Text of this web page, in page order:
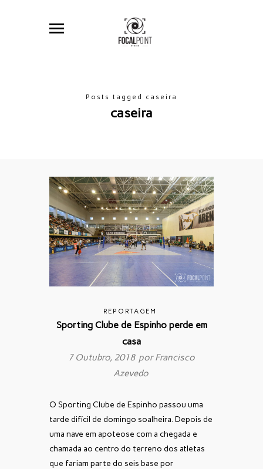
Posts tagged caseira
caseira
REPORTAGEM
Sporting Clube de Espinho perde em
casa
7 Outubro, 2018 porFrancisco
Azevedo
O Sporting Clube de Espinho passou uma
tarde difícil de domingo soalheira. Depois de
uma nave em apoteose com a chegada e
chamada ao centro do terreno dos atletas
que fariam parte do seis base por